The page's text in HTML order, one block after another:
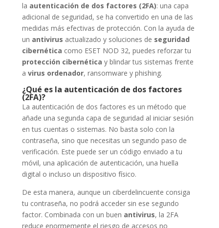
la autenticación de dos factores (2FA): una capa
adicional de seguridad, se ha convertido en una de las
medidas más efectivas de protección. Con la ayuda de
un antivirus actualizado y soluciones de seguridad
cibernética como ESET NOD 32, puedes reforzar tu
protección cibernética y blindar tus sistemas frente
a virus ordenador, ransomware y phishing.
¿Qué es la autenticación de dos factores
(2FA)?
La autenticación de dos factores es un método que
añade una segunda capa de seguridad al iniciar sesión
en tus cuentas o sistemas. No basta solo con la
contraseña, sino que necesitas un segundo paso de
verificación. Este puede ser un código enviado a tu
móvil, una aplicación de autenticación, una huella
digital o incluso un dispositivo físico.
De esta manera, aunque un ciberdelincuente consiga
tu contraseña, no podrá acceder sin ese segundo
factor. Combinada con un buen antivirus, la 2FA
reduce enormemente el riesgo de accesos no